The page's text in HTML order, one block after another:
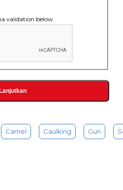
validation below
Camel Caulking Gun